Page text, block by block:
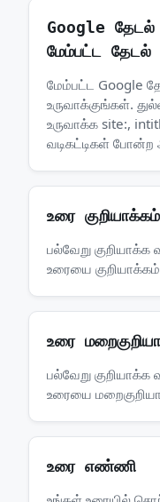
Google
மேம்பட்ட தேடல்
மேம்பட்ட Google
உருவாக்குங்கள்.
உருவாக்க site:,
வடிகட்டிகள் போன்ற
உரை குறியாக்கம்
பல்வேறு
உரையை
உரை
பல்வேறு
உரையை
உரை எண்ணி